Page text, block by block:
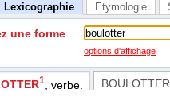
Lexicographie Etymologie
une forme
options d'affichage
1 , verbe. BOULOTTER